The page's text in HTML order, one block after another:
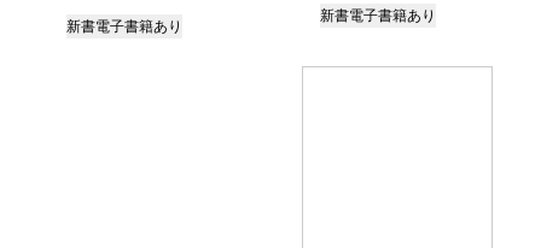
新書電子書籍あり
新書電子書籍あり